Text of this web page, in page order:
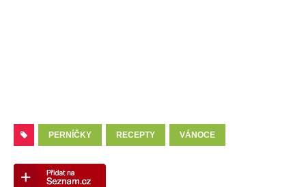
PERNÍČKY RECEPTY VÁNOCE